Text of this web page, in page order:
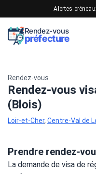
Alertes
Rendez-vous
préfecture
Rendez-vous
Rendez-vous
(Blois)
Loir-et-Cher, Centre-Val de
Prendre rendez-
La demande de visa de